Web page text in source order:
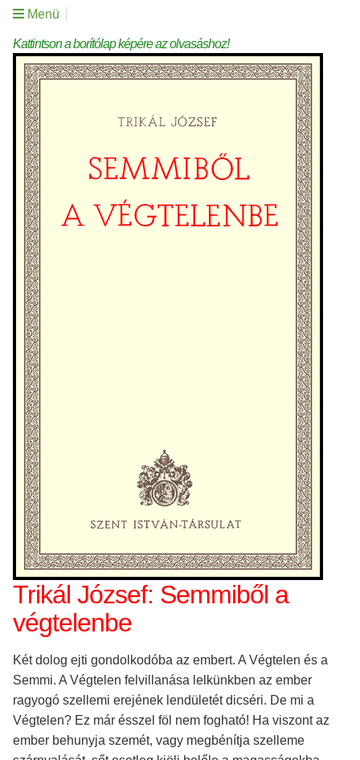
Menü
Kattintson a borítólap képére az olvasáshoz!
Trikál József: Semmiből a
végtelenbe
Két dolog ejti gondolkodóba az embert. A Végtelen és a
Semmi. A Végtelen felvillanása lelkünkben az ember
ragyogó szellemi erejének lendületét dicséri. De mi a
Végtelen? Ez már ésszel föl nem fogható! Ha viszont az
ember behunyja szemét, vagy megbénítja szelleme